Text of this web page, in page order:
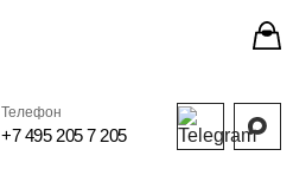
Телефон
+7 495 205 7 205